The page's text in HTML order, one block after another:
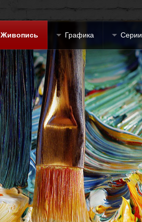
Живопись Графика Серии